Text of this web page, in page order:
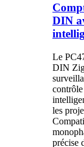
DIN
Le
DIN
contrôle
les
précise